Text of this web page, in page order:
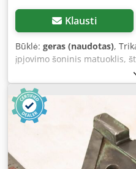
Klausti
Būklė: geras (naudotas),
įpjovimo šoninis matuoklis,
įrankis, štampavimo įrankis,
štampas, štampavimo
kampinis įpjovimo įrankis,
įtaiso. -Skylių atstumas: 200/
255/200/H100 mm. -Svoris: